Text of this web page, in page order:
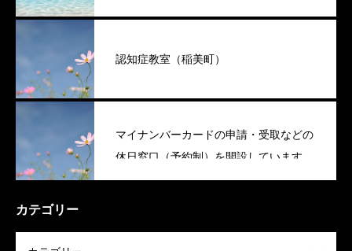
認知症教室（稲美町）
マイナンバーカードの申請・受取などの
休日窓口（予約制）を開設しています
（稲美町）
カテゴリー